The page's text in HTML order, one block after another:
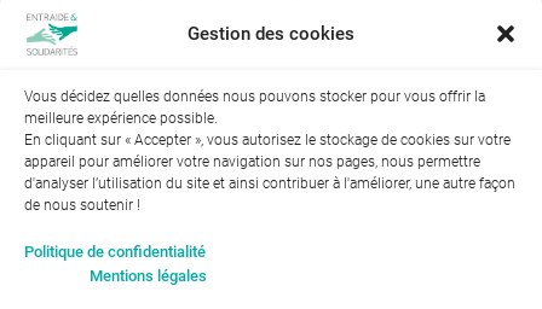
Gestion des cookies
Vous décidez quelles données nous pouvons stocker pour vous offrir la
meilleure expérience possible.
En cliquant sur « Accepter », vous autorisez le stockage de cookies sur votre
appareil pour améliorer votre navigation sur nos pages, nous permettre
d'analyser l’utilisation du site et ainsi contribuer à l'améliorer, une autre façon
de nous soutenir !
Politique de confidentialité
Mentions légales
– Distribution du communiqué aux passants
femmes : 94